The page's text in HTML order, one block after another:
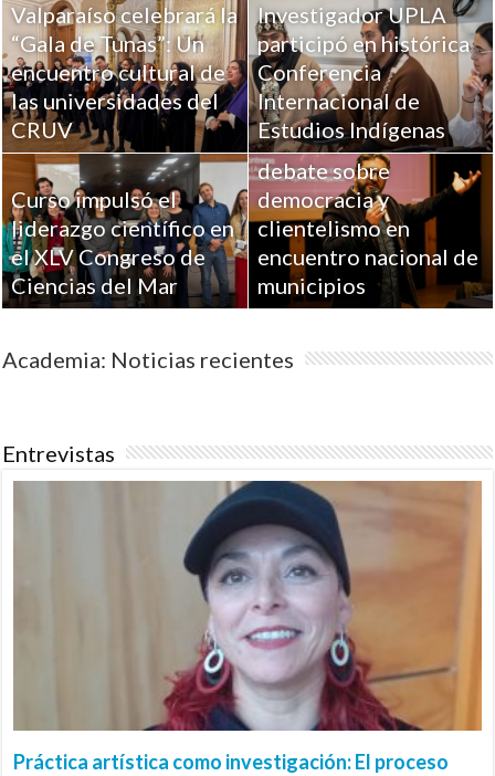
Valparaíso celebrará la
“Gala de Tunas”: Un
encuentro cultural de
las universidades del
CRUV
Investigador UPLA
participó en histórica
Conferencia
Internacional de
Estudios Indígenas
Curso impulsó el
liderazgo científico en
el XLV Congreso de
Ciencias del Mar
UPLA aportó al
debate sobre
democracia y
clientelismo en
encuentro nacional de
municipios
Academia: Noticias recientes
Entrevistas
Práctica artística como investigación: El proceso